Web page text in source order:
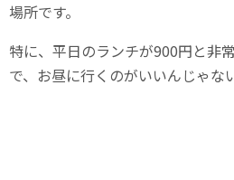
場所です。
特に、平日のランチが900円と非
で、お昼に行くのがいいんじゃな